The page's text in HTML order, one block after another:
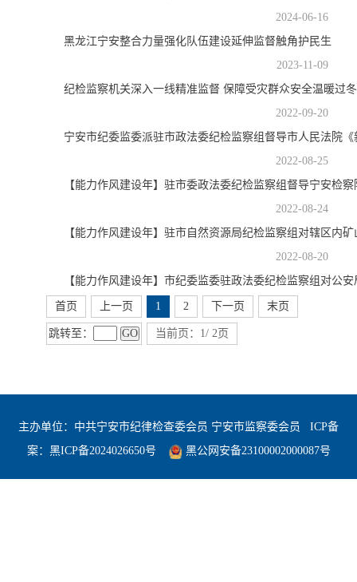
2024-06-16
黑龙江宁安整合力量强化队伍建设延伸监督触角护民生
2023-11-09
纪检监察机关深入一线精准监督 保障受灾群众安全温暖过冬
2022-09-20
宁安市纪委监委派驻市政法委纪检监察组督导市人民法院
2022-08-25
【能力作风建设年】驻市委政法委纪检监察组督导宁安检
2022-08-24
2022-08-20
【能力作风建设年】市纪委监委驻政法委纪检监察组对公
首页 上一页 1 2 下一页 末页
跳转至： GO 当前页：1/ 2页
主办单位：中共宁安市纪律检查委会员 宁安市监察委会员
ICP备
案： 黑ICP备2024026650号 黑公网安备23100002000087号